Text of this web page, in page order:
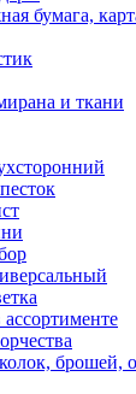
бумага,
и ткани
брошей,